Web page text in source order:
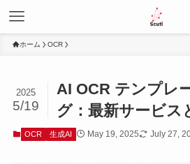
ホーム OCR
AI OCR テンプレ
グ：最新サービス
2025
5/19
OCR 生成AI May 19, 2025 July 27,